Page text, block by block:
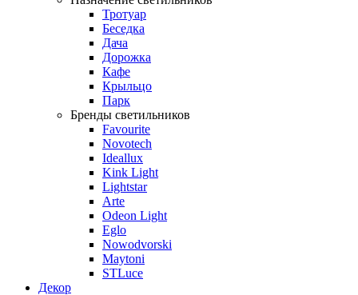
Тротуар
Беседка
Дача
Дорожка
Кафе
Крыльцо
Парк
Бренды светильников
Favourite
Novotech
Ideallux
Kink Light
Lightstar
Arte
Odeon Light
Eglo
Nowodvorski
Maytoni
STLuce
Декор